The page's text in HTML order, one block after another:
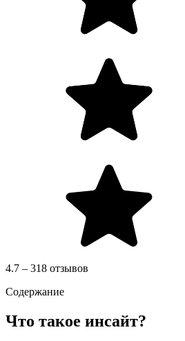
4.7 – 318 отзывов
Содержание
Что такое инсайт?